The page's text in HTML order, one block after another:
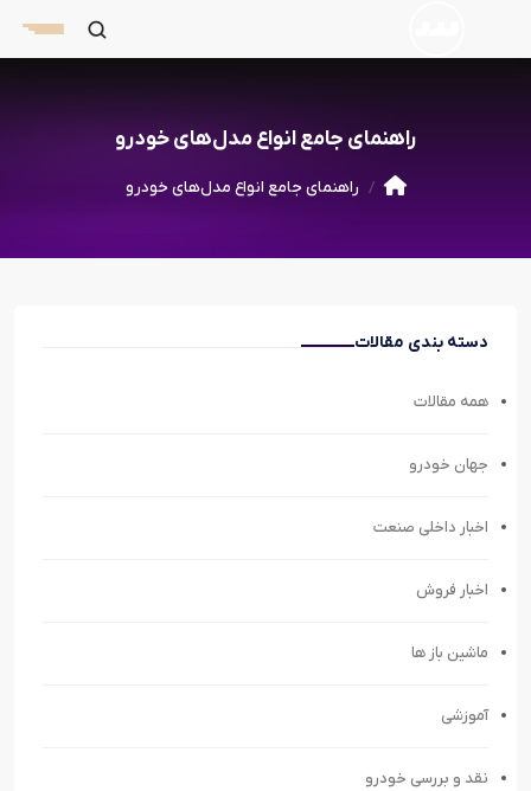
راهنمای جامع انواع مدل‌های خودرو
راهنمای جامع انواع مدل‌های خودرو
دسته بندی مقالات
همه مقالات
جهان خودرو
اخبار داخلی صنعت
اخبار فروش
ماشین باز ها
آموزشی
نقد و بررسی خودرو